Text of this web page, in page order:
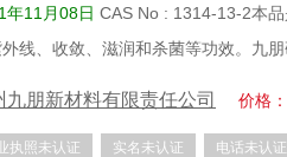
年11月08日 CAS No : 1314-13-2本
线、收敛、滋润和杀菌等功效。九
九朋新材料有限责任公司 价格
执照未认证 实名未认证 电话未认证